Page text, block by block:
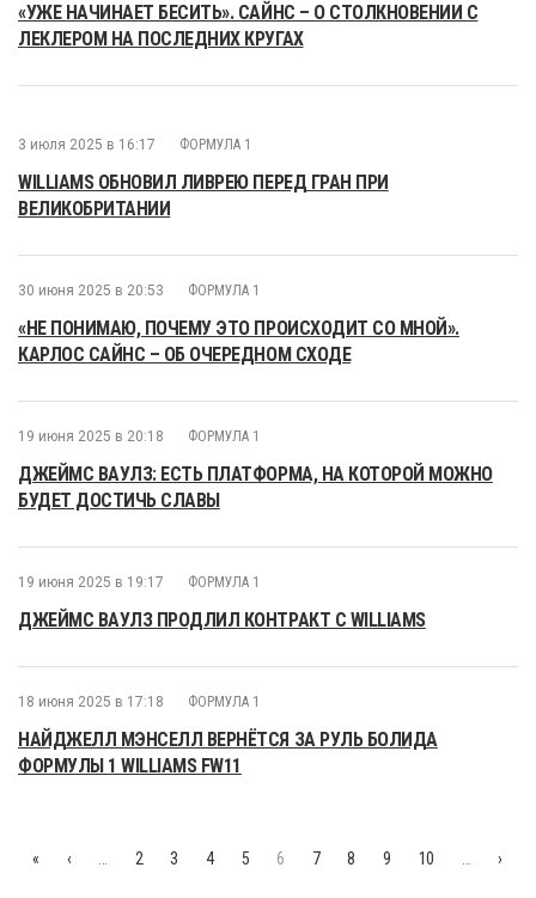
«УЖЕ НАЧИНАЕТ БЕСИТЬ». САЙНС – О СТОЛКНОВЕНИИ С
ЛЕКЛЕРОМ НА ПОСЛЕДНИХ КРУГАХ
3 июля 2025 в 16:17 ФОРМУЛА 1
WILLIAMS ОБНОВИЛ ЛИВРЕЮ ПЕРЕД ГРАН ПРИ
ВЕЛИКОБРИТАНИИ
30 июня 2025 в 20:53 ФОРМУЛА 1
«НЕ ПОНИМАЮ, ПОЧЕМУ ЭТО ПРОИСХОДИТ СО МНОЙ».
КАРЛОС САЙНС – ОБ ОЧЕРЕДНОМ СХОДЕ
19 июня 2025 в 20:18 ФОРМУЛА 1
ДЖЕЙМС ВАУЛЗ: ЕСТЬ ПЛАТФОРМА, НА КОТОРОЙ МОЖНО
БУДЕТ ДОСТИЧЬ СЛАВЫ
19 июня 2025 в 19:17 ФОРМУЛА 1
ДЖЕЙМС ВАУЛЗ ПРОДЛИЛ КОНТРАКТ С WILLIAMS
18 июня 2025 в 17:18 ФОРМУЛА 1
НАЙДЖЕЛЛ МЭНСЕЛЛ ВЕРНЁТСЯ ЗА РУЛЬ БОЛИДА
ФОРМУЛЫ 1 WILLIAMS FW11
« ‹ 2 3 4 5 6 7 8 9 10 ›